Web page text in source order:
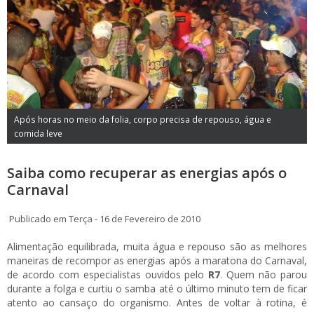
Após horas no meio da folia, corpo precisa de repouso, água e
comida leve
Saiba como recuperar as energias após o
Carnaval
Publicado em Terça - 16 de Fevereiro de 2010
Alimentação equilibrada, muita água e repouso são as melhores
maneiras de recompor as energias após a maratona do Carnaval,
de acordo com especialistas ouvidos pelo R7. Quem não parou
durante a folga e curtiu o samba até o último minuto tem de ficar
atento ao cansaço do organismo. Antes de voltar à rotina, é